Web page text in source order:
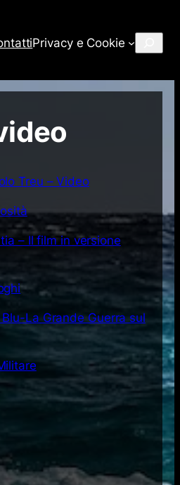
Privacy e Cookie
Treu – Video
– Il film in versione
La Grande Guerra sul